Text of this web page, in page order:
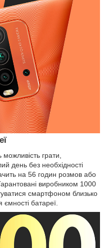
грати,
день без необхідності
на 56 годин розмов або
виробником 1000
смартфоном близько
батареї.